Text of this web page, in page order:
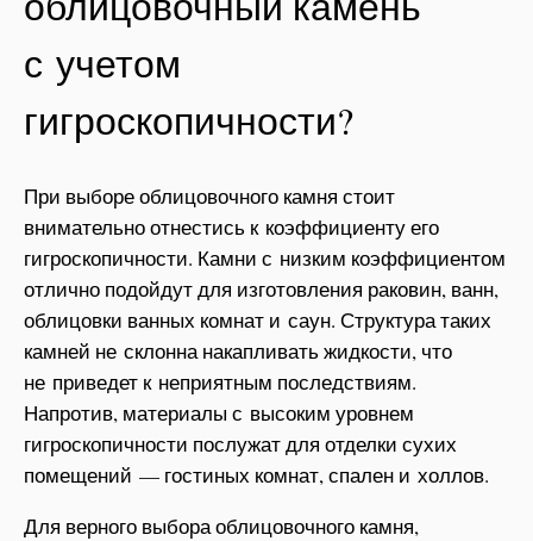
с учетом
гигроскопичности?
При выборе облицовочного камня стоит
внимательно отнестись к коэффициенту его
гигроскопичности. Камни с низким коэффициентом
отлично подойдут для изготовления раковин, ванн,
облицовки ванных комнат и саун. Структура таких
камней не склонна накапливать жидкости, что
не приведет к неприятным последствиям.
Напротив, материалы с высоким уровнем
гигроскопичности послужат для отделки сухих
помещений — гостиных комнат, спален и холлов.
Для верного выбора облицовочного камня,